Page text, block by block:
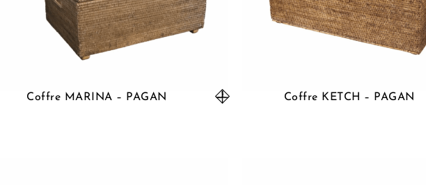
Coffre MARINA – PAGAN Coffre KETCH – PAGAN